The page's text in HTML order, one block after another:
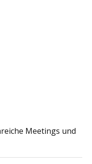
Meetings und